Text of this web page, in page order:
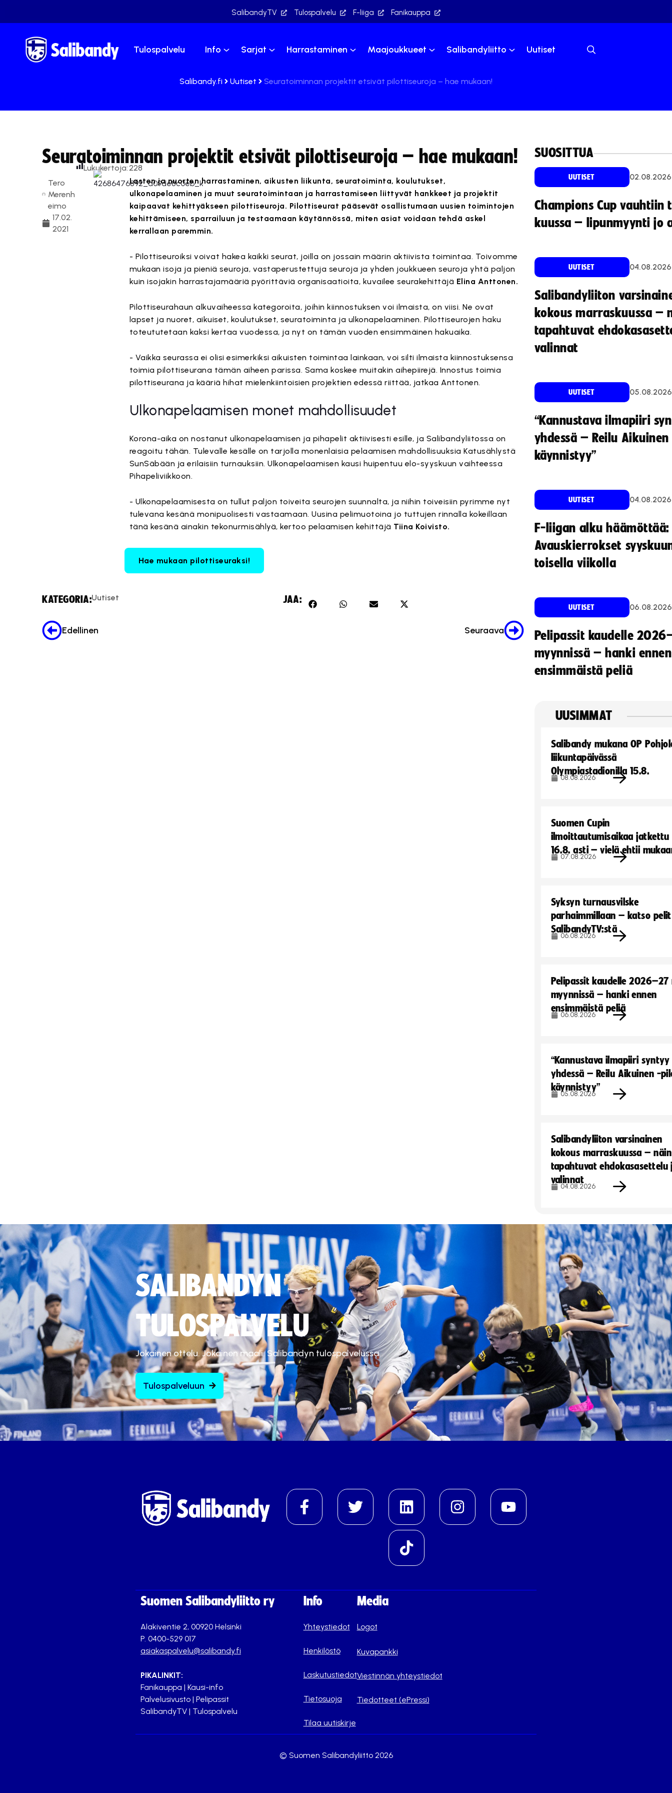
SalibandyTV Tulospalvelu F-liiga Fanikauppa
Tulospalvelu Info Sarjat Harrastaminen Maajoukkueet Salibandyliitto Uutiset
Salibandy.fi Uutiset Seuratoiminnan projektit etsivät pilottiseuroja – hae mukaan!
Seuratoiminnan projektit etsivät pilottiseuroja – hae mukaan!
Tero
Merenh
eimo
17.02.
2021
Lukukertoja:228
Lasten ja nuorten harrastaminen, aikusten liikunta, seuratoiminta, koulutukset,
ulkonapelaaminen ja muut seuratoimintaan ja harrastamiseen liittyvät hankkeet ja projektit
kaipaavat kehittyäkseen pilottiseuroja. Pilottiseurat pääsevät osallistumaan uusien toimintojen
kehittämiseen, sparrailuun ja testaamaan käytännössä, miten asiat voidaan tehdä askel
kerrallaan paremmin.
- Pilottiseuroiksi voivat hakea kaikki seurat, joilla on jossain määrin aktiivista toimintaa. Toivomme
mukaan isoja ja pieniä seuroja, vastaperustettuja seuroja ja yhden joukkueen seuroja yhtä paljon
kuin isojakin harrastajamääriä pyörittäviä organisaatioita, kuvailee seurakehittäjä Elina Anttonen.
Pilottiseurahaun alkuvaiheessa kategoroita, joihin kiinnostuksen voi ilmaista, on viisi. Ne ovat
lapset ja nuoret, aikuiset, koulutukset, seuratoiminta ja ulkonapelaaminen. Pilottiseurojen haku
toteututetaan kaksi kertaa vuodessa, ja nyt on tämän vuoden ensimmäinen hakuaika.
- Vaikka seurassa ei olisi esimerkiksi aikuisten toimintaa lainkaan, voi silti ilmaista kiinnostuksensa
toimia pilottiseurana tämän aiheen parissa. Sama koskee muitakin aihepiirejä. Innostus toimia
pilottiseurana ja kääriä hihat mielenkiintoisien projektien edessä riittää, jatkaa Anttonen.
Ulkonapelaamisen monet mahdollisuudet
Korona-aika on nostanut ulkonapelaamisen ja pihapelit aktiivisesti esille, ja Salibandyliitossa on
reagoitu tähän. Tulevalle kesälle on tarjolla monenlaisia pelaamisen mahdollisuuksia Katusählystä
SunSäbään ja erilaisiin turnauksiin. Ulkonapelaamisen kausi huipentuu elo-syyskuun vaihteessa
Pihapeliviikkoon.
- Ulkonapelaamisesta on tullut paljon toiveita seurojen suunnalta, ja niihin toiveisiin pyrimme nyt
tulevana kesänä monipuolisesti vastaamaan. Uusina pelimuotoina jo tuttujen rinnalla kokeillaan
tänä kesänä ainakin tekonurmisählyä, kertoo pelaamisen kehittäjä Tiina Koivisto.
Hae mukaan pilottiseuraksi!
KATEGORIA:Uutiset JAA:
Edellinen Seuraava
SUOSITTUA
UUTISET 02.08.2026
Champions Cup vauhtiin
kuussa – lipunmyynti jo
UUTISET 04.08.2026
Salibandyliiton
kokous marraskuussa –
tapahtuvat
valinnat
UUTISET 05.08.2026
“Kannustava ilmapiiri
yhdessä – Reilu
käynnistyy”
UUTISET 04.08.2026
F-liigan alku häämöttää:
Avauskierrokset
toisella viikolla
UUTISET 06.08.2026
Pelipassit kaudelle
myynnissä – hanki ennen
ensimmäistä peliä
UUSIMMAT
Salibandy mukana OP
liikuntapäivässä
Olympiastadionilla 15.8.
08.08.2026
Suomen Cupin
ilmoittautumisaikaa jatkettu
16.8. asti – vielä ehtii
07.08.2026
Syksyn turnausvilske
parhaimmillaan – katso pelit
SalibandyTV:stä
06.08.2026
Pelipassit kaudelle
myynnissä – hanki ennen
ensimmäistä peliä
06.08.2026
“Kannustava ilmapiiri syntyy
yhdessä – Reilu Aikuinen -
käynnistyy”
05.08.2026
Salibandyliiton varsinainen
kokous marraskuussa – näin
tapahtuvat ehdokasasettelu
valinnat
04.08.2026
SALIBANDYN
TULOSPALVELU
Jokainen ottelu. Jokainen maali. Salibandyn tulospalvelussa.
Tulospalveluun
Suomen Salibandyliitto ry
Alakiventie 2, 00920 Helsinki
P. 0400-529 017
asiakaspalvelu@salibandy.fi
PIKALINKIT:
Fanikauppa | Kausi-info
Palvelusivusto | Pelipassit
SalibandyTV | Tulospalvelu
Info
Yhteystiedot
Henkilöstö
Laskutustiedot
Tietosuoja
Tilaa uutiskirje
Media
Logot
Kuvapankki
Viestinnän yhteystiedot
Tiedotteet (ePressi)
© Suomen Salibandyliitto 2026